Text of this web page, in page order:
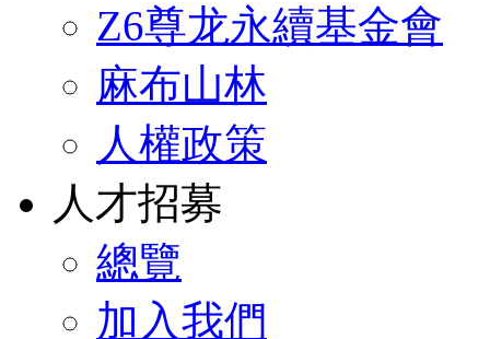
Z6尊龙永續基金會
麻布山林
人權政策
人才招募
總覽
加入我們